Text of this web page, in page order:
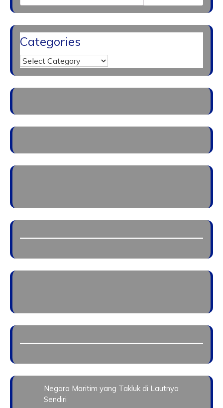
Categories
Negara Maritim yang Takluk di Lautnya
Sendiri